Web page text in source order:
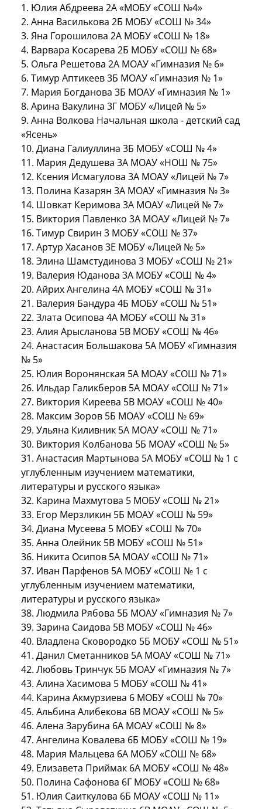
1. Юлия Абдреева 2А «МОБУ «СОШ №4»
2. Анна Василькова 2Б МОБУ «СОШ № 34»
3. Яна Горошилова 2А МОБУ «СОШ № 18»
4. Варвара Косарева 2Б МОБУ «СОШ № 68»
5. Ольга Решетова 2А МОАУ «Гимназия № 6»
6. Тимур Аптикеев 3Б МОАУ «Гимназия № 1»
7. Мария Богданова 3Б МОАУ «Гимназия № 1»
8. Арина Вакулина 3Г МОБУ «Лицей № 5»
9. Анна Волкова Начальная школа - детский сад
«Ясень»
10. Диана Галиуллина 3Б МОБУ «СОШ № 4»
11. Мария Дедушева 3А МОАУ «НОШ № 75»
12. Ксения Исмагулова 3А МОАУ «Лицей № 7»
13. Полина Казарян 3А МОАУ «Гимназия № 3»
14. Шовкат Керимова 3А МОАУ «Лицей № 7»
15. Виктория Павленко 3А МОАУ «Лицей № 7»
16. Тимур Свирин 3 МОБУ «СОШ № 37»
17. Артур Хасанов 3Е МОБУ «Лицей № 5»
18. Элина Шамстудинова 3 МОБУ «СОШ № 21»
19. Валерия Юданова 3А МОБУ «СОШ № 4»
20. Айрих Ангелина 4А МОБУ «СОШ № 31»
21. Валерия Бандура 4Б МОБУ «СОШ № 51»
22. Злата Осипова 4А МОБУ «СОШ № 31»
23. Алия Арысланова 5В МОБУ «СОШ № 46»
24. Анастасия Большакова 5А МОБУ «Гимназия
№ 5»
25. Юлия Воронянская 5А МОАУ «СОШ № 71»
26. Ильдар Галикберов 5А МОАУ «СОШ № 71»
27. Виктория Киреева 5В МОАУ «СОШ № 40»
28. Максим Зоров 5Б МОАУ «СОШ № 69»
29. Ульяна Киливник 5А МОАУ «СОШ № 71»
30. Виктория Колбанова 5Б МОАУ «СОШ № 5»
31. Анастасия Мартынова 5А МОБУ «СОШ № 1 с
углубленным изучением математики,
литературы и русского языка»
32. Карина Махмутова 5 МОБУ «СОШ № 21»
33. Егор Мерзликин 5Б МОАУ «СОШ № 59»
34. Диана Мусеева 5 МОБУ «СОШ № 70»
35. Анна Олейник 5В МОБУ «СОШ № 51»
36. Никита Осипов 5А МОАУ «СОШ № 71»
37. Иван Парфенов 5А МОБУ «СОШ № 1 с
углубленным изучением математики,
литературы и русского языка»
38. Людмила Рябова 5Б МОАУ «Гимназия № 7»
39. Зарина Саидова 5В МОБУ «СОШ № 46»
40. Владлена Сковородко 5Б МОБУ «СОШ № 51»
41. Данил Сметанников 5А МОАУ «СОШ № 71»
42. Любовь Тринчук 5Б МОАУ «Гимназия № 7»
43. Алина Хасимова 5 МОБУ «СОШ № 41»
44. Карина Акмурзиева 6 МОБУ «СОШ № 70»
45. Альбина Алибекова 6В МОАУ «СОШ № 5»
46. Алена Зарубина 6А МОАУ «СОШ № 8»
47. Ангелина Ковалева 6Б МОБУ «СОШ № 19»
48. Мария Мальцева 6А МОБУ «СОШ № 68»
49. Елизавета Приймак 6А МОБУ «СОШ № 48»
50. Полина Сафонова 6Г МОБУ «СОШ № 68»
51. Юлия Саиткулова 6Б МОАУ «СОШ № 11»